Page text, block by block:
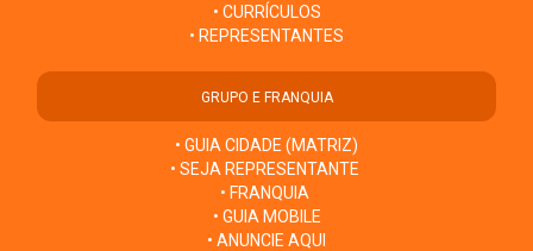
• CURRÍCULOS
• REPRESENTANTES
GRUPO E FRANQUIA
• GUIA CIDADE (MATRIZ)
• SEJA REPRESENTANTE
• FRANQUIA
• GUIA MOBILE
• ANUNCIE AQUI